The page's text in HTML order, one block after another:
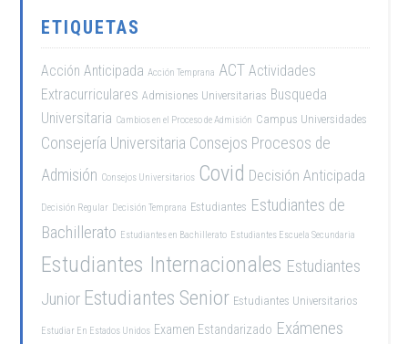
ETIQUETAS
Acción Anticipada Acción Temprana ACT Actividades
Extracurriculares Admisiones Universitarias Busqueda
Universitaria Cambios en el Proceso de Admisión Campus Universidades
Consejería Universitaria Consejos Procesos de
Admisión Consejos Universitarios Covid Decisión Anticipada
Decisión Regular Decisión Temprana Estudiantes Estudiantes de
Bachillerato Estudiantes en Bachillerato Estudiantes Escuela Secundaria
Estudiantes Internacionales Estudiantes
Junior Estudiantes Senior Estudiantes Universitarios
Estudiar En Estados Unidos Examen Estandarizado Exámenes